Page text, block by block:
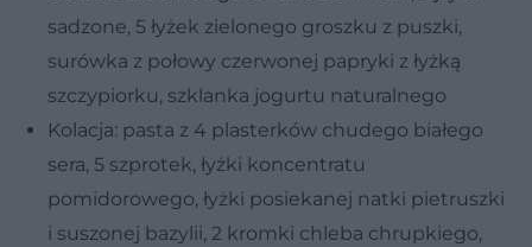
sadzone, 5 łyżek zielonego groszku z puszki,
surówka z połowy czerwonej papryki z łyżką
szczypiorku, szklanka jogurtu naturalnego
Kolacja: pasta z 4 plasterków chudego białego
sera, 5 szprotek, łyżki koncentratu
pomidorowego, łyżki posiekanej natki pietruszki
i suszonej bazylii, 2 kromki chleba chrupkiego,